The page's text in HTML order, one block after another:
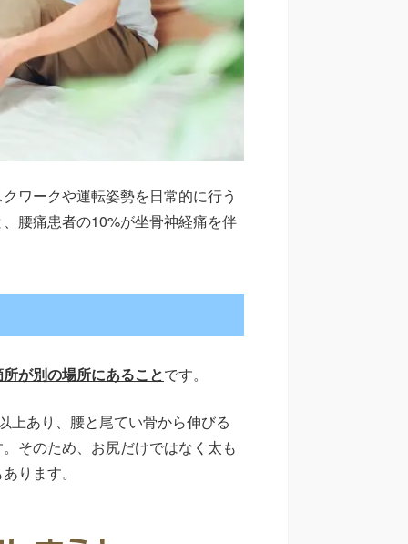
ワークや運転姿勢を日常的に行う
腰痛患者の10%が坐骨神経痛を伴
が別の場所にあることです。
上あり、腰と尾てい骨から伸びる
そのため、お尻だけではなく太も
ります。